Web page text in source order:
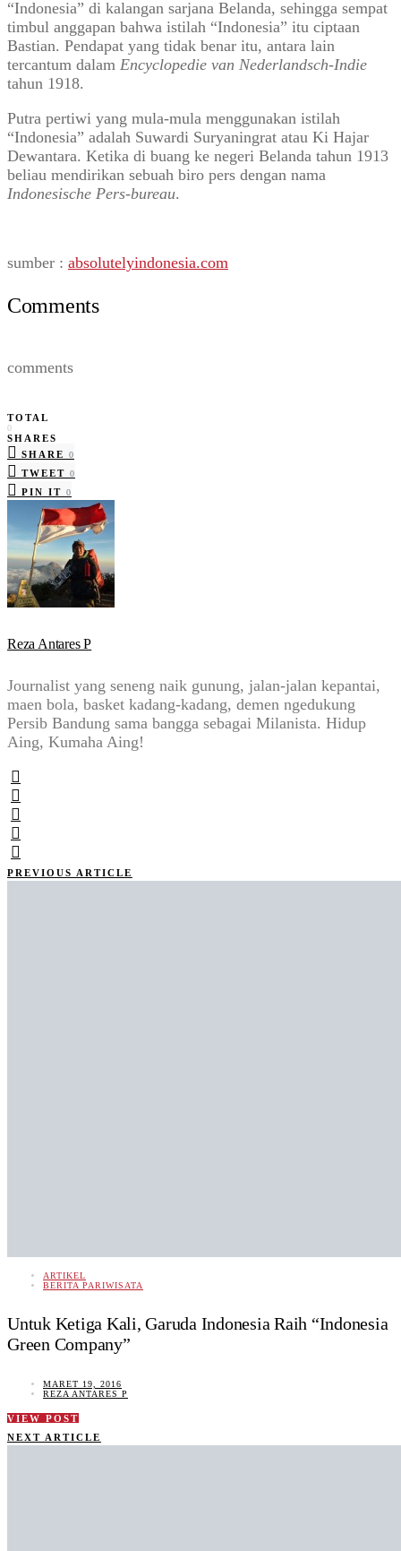
“Indonesia” di kalangan sarjana Belanda, sehingga sempat
timbul anggapan bahwa istilah “Indonesia” itu ciptaan
Bastian. Pendapat yang tidak benar itu, antara lain
tercantum dalam Encyclopedie van Nederlandsch-Indie
tahun 1918.
Putra pertiwi yang mula-mula menggunakan istilah
“Indonesia” adalah Suwardi Suryaningrat atau Ki Hajar
Dewantara. Ketika di buang ke negeri Belanda tahun 1913
beliau mendirikan sebuah biro pers dengan nama
Indonesische Pers-bureau.
sumber : absolutelyindonesia.com
Comments
comments
TOTAL
0
SHARES
SHARE
0
TWEET 0
PIN IT 0
Reza Antares P
Journalist yang seneng naik gunung, jalan-jalan kepantai,
maen bola, basket kadang-kadang, demen ngedukung
Persib Bandung sama bangga sebagai Milanista. Hidup
Aing, Kumaha Aing!
PREVIOUS ARTICLE
ARTIKEL
BERITA PARIWISATA
Untuk Ketiga Kali, Garuda Indonesia Raih “Indonesia
Green Company”
MARET 19, 2016
REZA ANTARES P
VIEW POST
NEXT ARTICLE